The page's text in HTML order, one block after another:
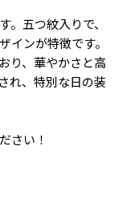
五つ紋入りで、
インが特徴です。
り、華やかさと高
れ、特別な日の装
さい！